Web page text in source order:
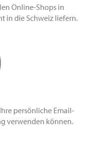
Online-Shops in
in die Schweiz liefern.
persönliche Email-
verwenden können.